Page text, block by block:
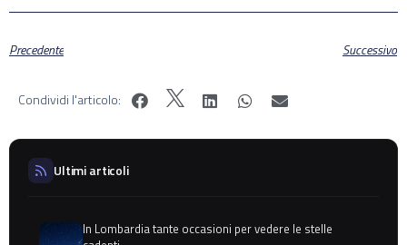
Precedente Successivo
Condividi l'articolo:
Ultimi articoli
In Lombardia tante occasioni per vedere le stelle